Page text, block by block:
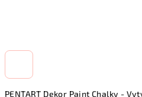
PENTART Dekor Paint Chalky -